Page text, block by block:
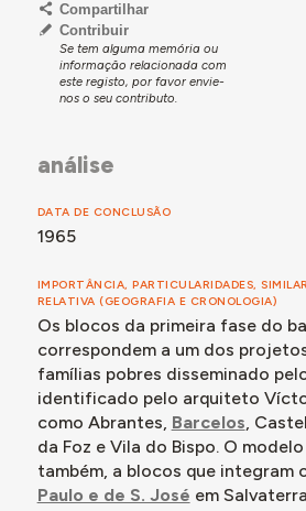
Compartilhar
Contribuir
Se tem alguma memória ou
informação relacionada com
este registo, por favor envie-
nos o seu contributo.
análise
DATA DE CONCLUSÃO
1965
IMPORTÂNCIA, PARTICULARIDADES,
RELATIVA (GEOGRAFIA E CRONOLOGIA)
Os blocos da primeira fase do
correspondem a um dos
famílias pobres disseminado
identificado pelo arquiteto
como Abrantes, Barcelos,
da Foz e Vila do Bispo. O
também, a blocos que integram
Paulo e de S. José em